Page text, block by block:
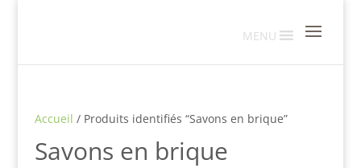
MENU
Accueil / Produits identifiés “Savons en brique”
Savons en brique